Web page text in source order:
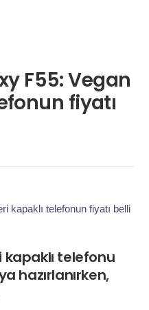
F55: Vegan
fiyatı
kapaklı telefonun fiyatı belli
telefonu
hazırlanırken,